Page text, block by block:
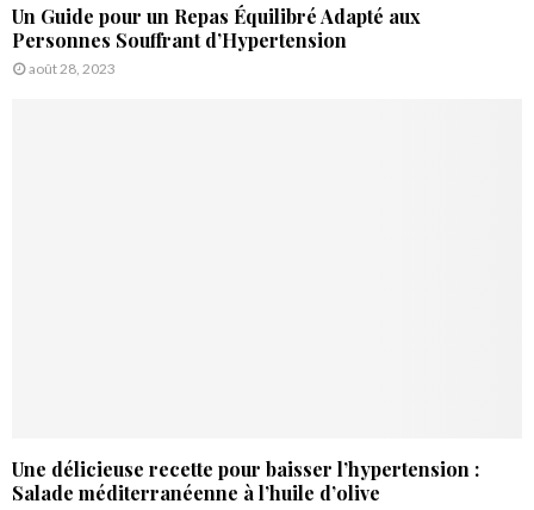
Un Guide pour un Repas Équilibré Adapté aux
Personnes Souffrant d’Hypertension
août 28, 2023
Une délicieuse recette pour baisser l’hypertension :
Salade méditerranéenne à l’huile d’olive